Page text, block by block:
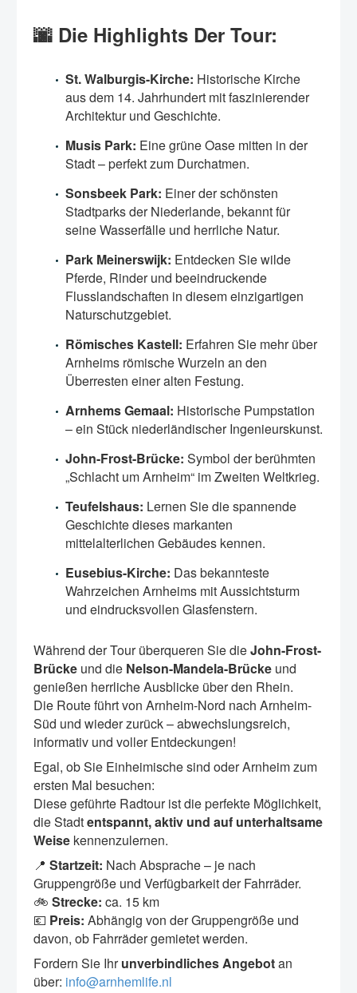
🌆 Die Highlights Der Tour:
St. Walburgis-Kirche: Historische Kirche
aus dem 14. Jahrhundert mit faszinierender
Architektur und Geschichte.
Musis Park: Eine grüne Oase mitten in der
Stadt – perfekt zum Durchatmen.
Sonsbeek Park: Einer der schönsten
Stadtparks der Niederlande, bekannt für
seine Wasserfälle und herrliche Natur.
Park Meinerswijk: Entdecken Sie wilde
Pferde, Rinder und beeindruckende
Flusslandschaften in diesem einzigartigen
Naturschutzgebiet.
Römisches Kastell: Erfahren Sie mehr über
Arnheims römische Wurzeln an den
Überresten einer alten Festung.
Arnhems Gemaal: Historische Pumpstation
– ein Stück niederländischer Ingenieurskunst.
John-Frost-Brücke: Symbol der berühmten
„Schlacht um Arnheim“ im Zweiten Weltkrieg.
Teufelshaus: Lernen Sie die spannende
Geschichte dieses markanten
mittelalterlichen Gebäudes kennen.
Eusebius-Kirche: Das bekannteste
Wahrzeichen Arnheims mit Aussichtsturm
und eindrucksvollen Glasfenstern.
Während der Tour überqueren Sie dieJohn-Frost-
Brücke und die Nelson-Mandela-Brücke und
genießen herrliche Ausblicke über den Rhein.
Die Route führt von Arnheim-Nord nach Arnheim-
Süd und wieder zurück – abwechslungsreich,
informativ und voller Entdeckungen!
Egal, ob Sie Einheimische sind oder Arnheim zum
ersten Mal besuchen:
Diese geführte Radtour ist die perfekte Möglichkeit,
die Stadtentspannt, aktiv und auf unterhaltsame
Weise kennenzulernen.
📍 Startzeit: Nach Absprache – je nach
Gruppengröße und Verfügbarkeit der Fahrräder.
🚲 Strecke: ca. 15 km
💶 Preis: Abhängig von der Gruppengröße und
davon, ob Fahrräder gemietet werden.
Fordern Sie Ihrunverbindliches Angebotan
über: info@arnhemlife.nl